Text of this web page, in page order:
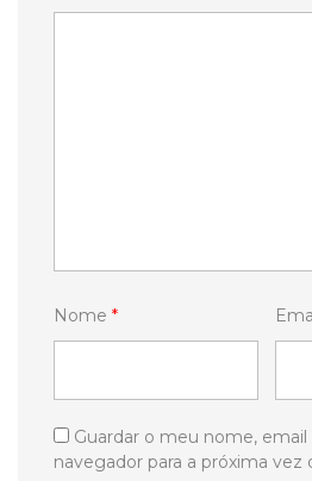
Nome *
Guardar o meu nome,
navegador para a próxima